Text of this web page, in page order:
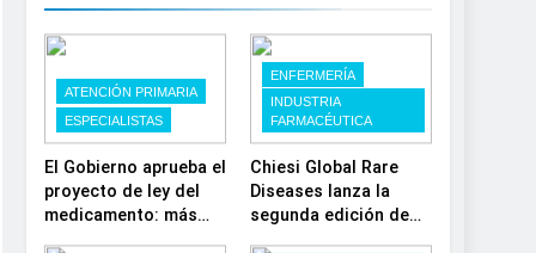
ATENCIÓN PRIMARIA
ESPECIALISTAS
El Gobierno aprueba el
proyecto de ley del
medicamento: más
ENFERMERÍA
INDUSTRIA
FARMACÉUTICA
Chiesi Global Rare
Diseases lanza la
segunda edición de